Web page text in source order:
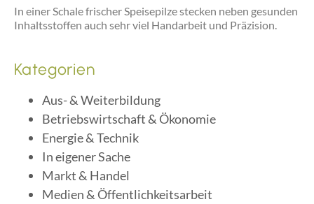
In einer Schale frischer Speisepilze stecken neben gesunden
Inhaltsstoffen auch sehr viel Handarbeit und Präzision.
Kategorien
Aus- & Weiterbildung
Betriebswirtschaft & Ökonomie
Energie & Technik
In eigener Sache
Markt & Handel
Medien & Öffentlichkeitsarbeit